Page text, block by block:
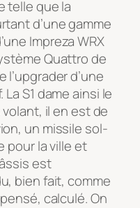
telle que la
d’une gamme
Impreza WRX
Quattro de
l’upgrader d’une
S1 dame ainsi le
il en est de
un missile sol-
pour la ville et
est
bien fait, comme
calculé. On